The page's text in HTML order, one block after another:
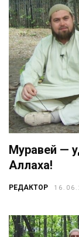
Муравей —
Аллаха!
РЕДАКТОР